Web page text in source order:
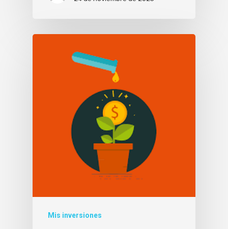
Mis inversiones